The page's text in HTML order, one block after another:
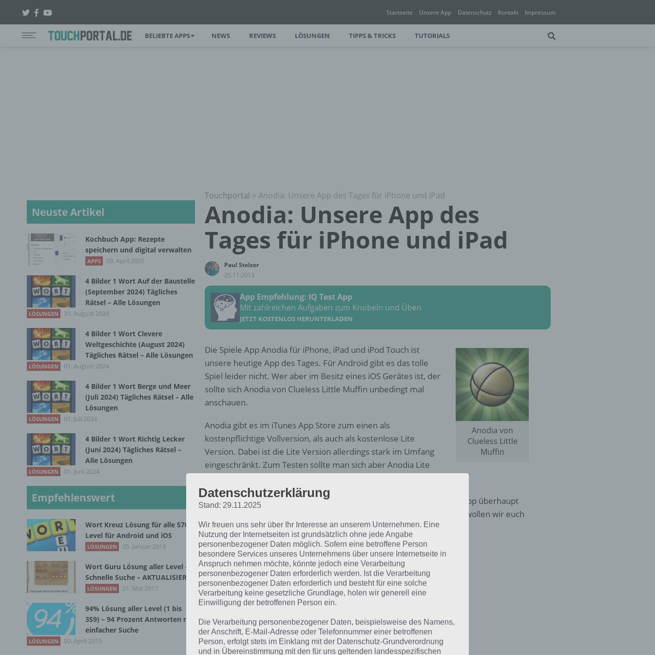
Startseite Unsere App Datenschutz Kontakt Impressum
BELIEBTE APPS NEWS REVIEWS LÖSUNGEN TIPPS & TRICKS TUTORIALS
Touchportal > Anodia: Unsere App des Tages für iPhone und iPad
Anodia: Unsere App des
Tages für iPhone und iPad
Paul Stelzer
25.11.2013
App Empfehlung: IQ Test App
Mit zahlreichen Aufgaben zum Knobeln und Üben
JETZT KOSTENLOS HERUNTERLADEN
Anodia von
Clueless Little
Muffin
Die Spiele App Anodia für iPhone, iPad und iPod Touch ist
unsere heutige App des Tages. Für Android gibt es das tolle
Spiel leider nicht. Wer aber im Besitz eines iOS Gerätes ist, der
sollte sich Anodia von Clueless Little Muffin unbedingt mal
anschauen.
Anodia gibt es im iTunes App Store zum einen als
kostenpflichtige Vollversion, als auch als kostenlose Lite
Version. Dabei ist die Lite Version allerdings stark im Umfang
eingeschränkt. Zum Testen sollte man sich aber Anodia Lite
Ich persönlich finde, dass Anodia eines der besten Brick-Shooter als App überhaupt
ist, was an der tollen Idee liegt. Was ihr in Anodia machen müsst, das wollen wir euch
mal kurz vorstellen.
Neuste Artikel
Kochbuch App: Rezepte
speichern und digital verwalten
APPS 03. April 2025
4 Bilder 1 Wort Auf der Baustelle
(September 2024) Tägliches
Rätsel – Alle Lösungen
LÖSUNGEN 31. August 2024
4 Bilder 1 Wort Clevere
Weltgeschichte (August 2024)
Tägliches Rätsel – Alle Lösungen
LÖSUNGEN 01. August 2024
4 Bilder 1 Wort Berge und Meer
(Juli 2024) Tägliches Rätsel – Alle
Lösungen
LÖSUNGEN 01. Juli 2024
4 Bilder 1 Wort Richtig Lecker
(Juni 2024) Tägliches Rätsel –
Alle Lösungen
LÖSUNGEN 01. Juni 2024
Empfehlenswert
Wort Kreuz Lösung für alle 570
Level für Android und iOS
LÖSUNGEN 05. Januar 2018
Wort Guru Lösung aller Level –
Schnelle Suche – AKTUALISIERT
LÖSUNGEN 21. Mai 2017
94% Lösung aller Level (1 bis
359) – 94 Prozent Antworten mit
einfacher Suche
LÖSUNGEN 09. April 2015
Datenschutzerklärung
Stand: 29.11.2025
Wir freuen uns sehr über Ihr Interesse an unserem Unternehmen. Eine
Nutzung der Internetseiten ist grundsätzlich ohne jede Angabe
personenbezogener Daten möglich. Sofern eine betroffene Person
besondere Services unseres Unternehmens über unsere Internetseite in
Anspruch nehmen möchte, könnte jedoch eine Verarbeitung
personenbezogener Daten erforderlich werden. Ist die Verarbeitung
personenbezogener Daten erforderlich und besteht für eine solche
Verarbeitung keine gesetzliche Grundlage, holen wir generell eine
Einwilligung der betroffenen Person ein.
Die Verarbeitung personenbezogener Daten, beispielsweise des Namens,
der Anschrift, E-Mail-Adresse oder Telefonnummer einer betroffenen
Person, erfolgt stets im Einklang mit der Datenschutz-Grundverordnung
und in Übereinstimmung mit den für uns geltenden landesspezifischen